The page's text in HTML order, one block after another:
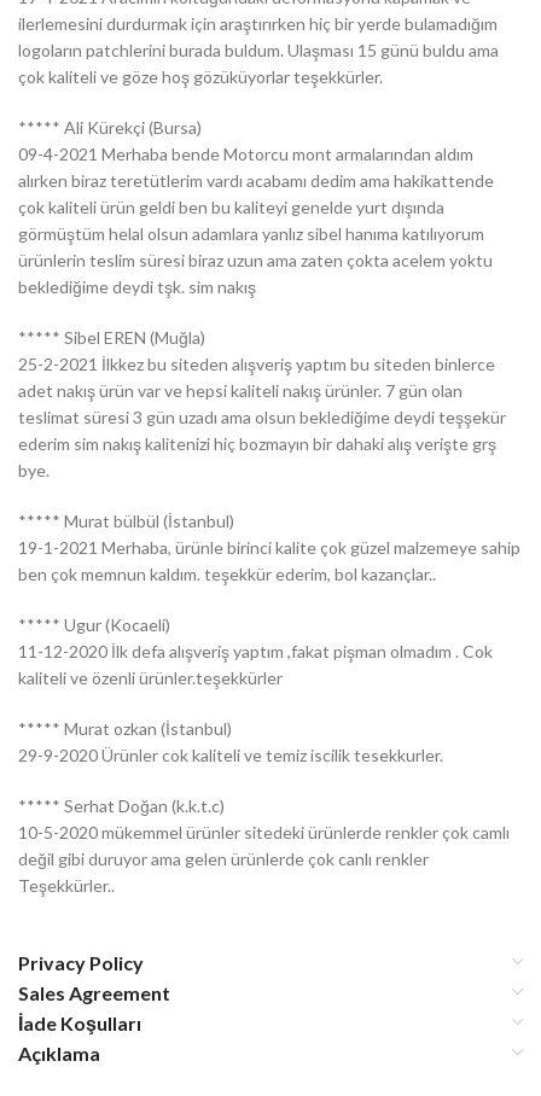
ilerlemesini durdurmak için araştırırken hiç bir yerde bulamadığım
logoların patchlerini burada buldum. Ulaşması 15 günü buldu ama
çok kaliteli ve göze hoş gözüküyorlar teşekkürler.
***** Ali Kürekçi (Bursa)
09-4-2021 Merhaba bende Motorcu mont armalarından aldım
alırken biraz teretütlerim vardı acabamı dedim ama hakikattende
çok kaliteli ürün geldi ben bu kaliteyi genelde yurt dışında
görmüştüm helal olsun adamlara yanlız sibel hanıma katılıyorum
ürünlerin teslim süresi biraz uzun ama zaten çokta acelem yoktu
beklediğime deydi tşk. sim nakış
***** Sibel EREN (Muğla)
25-2-2021 İlkkez bu siteden alışveriş yaptım bu siteden binlerce
adet nakış ürün var ve hepsi kaliteli nakış ürünler. 7 gün olan
teslimat süresi 3 gün uzadı ama olsun beklediğime deydi teşşekür
ederim sim nakış kalitenizi hiç bozmayın bir dahaki alış verişte grş
bye.
***** Murat bülbül (İstanbul)
19-1-2021 Merhaba, ürünle birinci kalite çok güzel malzemeye sahip
ben çok memnun kaldım. teşekkür ederim, bol kazançlar..
***** Ugur (Kocaeli)
11-12-2020 İlk defa alışveriş yaptım ,fakat pişman olmadım . Cok
kaliteli ve özenli ürünler.teşekkürler
***** Murat ozkan (İstanbul)
29-9-2020 Ürünler cok kaliteli ve temiz iscilik tesekkurler.
***** Serhat Doğan (k.k.t.c)
10-5-2020 mükemmel ürünler sitedeki ürünlerde renkler çok camlı
değil gibi duruyor ama gelen ürünlerde çok canlı renkler
Teşekkürler..
Privacy Policy
Sales Agreement
İade Koşulları
Açıklama